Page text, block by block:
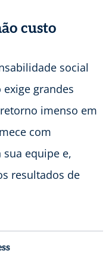
custo
social
grandes
imenso em
com
equipe e,
resultados de